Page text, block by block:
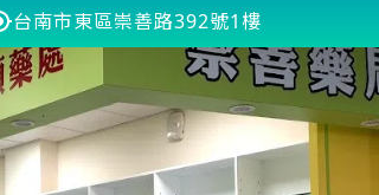
台南市東區崇善路392號1樓